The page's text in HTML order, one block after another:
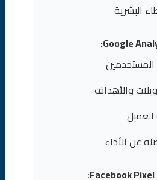
البشرية
Google
والأهداف
العميل
عن الأداء
Facebook